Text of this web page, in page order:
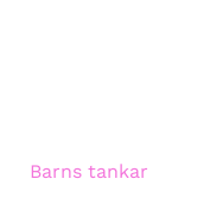
Barns tankar